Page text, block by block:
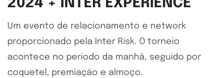
2024 + INTER EXPERIENCE
Um evento de relacionamento e network
proporcionado pela Inter Risk. O torneio
acontece no período da manhã, seguido por
coquetel, premiação e almoço.